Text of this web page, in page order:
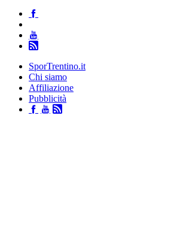
SporTrentino.it
Chi siamo
Affiliazione
Pubblicità